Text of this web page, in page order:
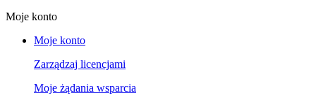
Moje konto
Moje konto
Zarządzaj licencjami
Moje żądania wsparcia